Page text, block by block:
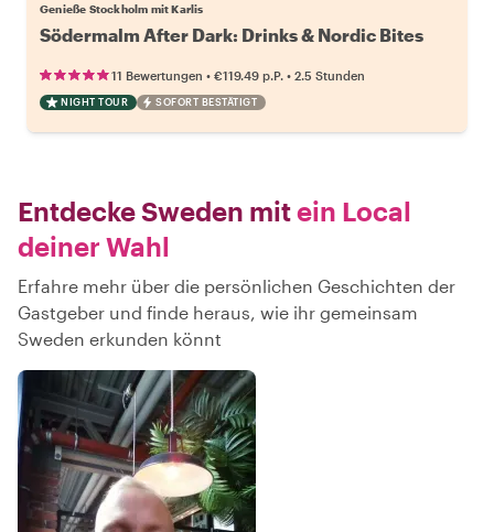
Genieße Stockholm mit Karlis
Södermalm After Dark: Drinks & Nordic Bites
11 Bewertungen • €119.49 p.P. • 2.5 Stunden
NIGHT TOUR SOFORT BESTÄTIGT
Entdecke Sweden mitein Local
deiner Wahl
Erfahre mehr über die persönlichen Geschichten der
Gastgeber und finde heraus, wie ihr gemeinsam
Sweden erkunden könnt